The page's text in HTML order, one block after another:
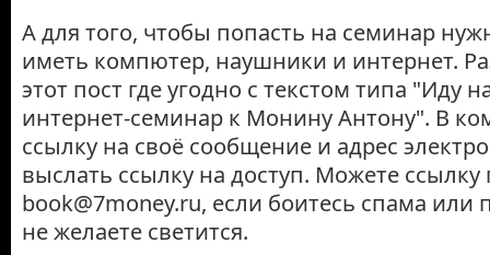
А для того, чтобы попасть на семинар
иметь компютер, наушники и интернет.
этот пост где угодно с текстом типа "Иду
интернет-семинар к Монину Антону". В
ссылку на своё сообщение и адрес
выслать ссылку на доступ. Можете ссылку
book@7money.ru, если боитесь спама
не желаете светится.